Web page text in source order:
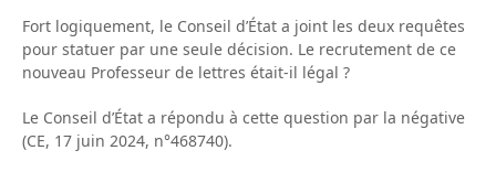
Fort logiquement, le Conseil d’État a joint les deux requêtes
pour statuer par une seule décision. Le recrutement de ce
nouveau Professeur de lettres était-il légal ?
Le Conseil d’État a répondu à cette question par la négative
(CE, 17 juin 2024, n°468740).